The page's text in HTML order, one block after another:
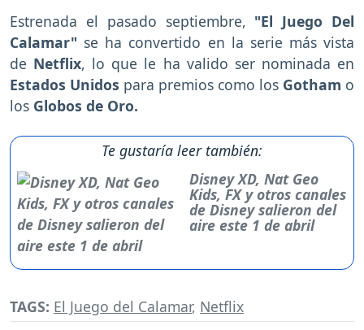
Estrenada el pasado septiembre, "El Juego Del
Calamar" se ha convertido en la serie más vista
de Netflix, lo que le ha valido ser nominada en
Estados Unidos para premios como los Gotham o
los Globos de Oro.
Te gustaría leer también:
Disney XD, Nat Geo
Kids, FX y otros canales
de Disney salieron del
aire este 1 de abril
TAGS: El Juego del Calamar, Netflix